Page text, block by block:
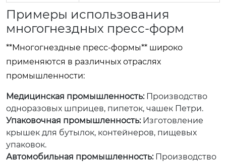
Примеры использования
многогнездных пресс-форм
**Многогнездные пресс-формы** широко
применяются в различных отраслях
промышленности:
Медицинская промышленность:Производство
одноразовых шприцев, пипеток, чашек Петри.
Упаковочная промышленность:Изготовление
крышек для бутылок, контейнеров, пищевых
упаковок.
Автомобильная промышленность:Производство